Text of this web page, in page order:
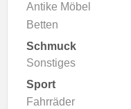
Antike Möbel
Betten
Schmuck
Sonstiges
Sport
Fahrräder